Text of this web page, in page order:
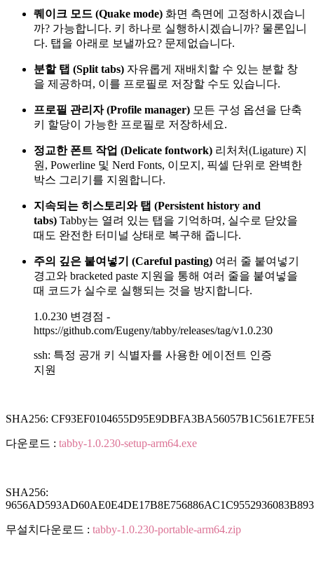
퀘이크 모드 (Quake mode) 화면 측면에 고정하시겠습니
까? 가능합니다. 키 하나로 실행하시겠습니까? 물론입니
다. 탭을 아래로 보낼까요? 문제없습니다.
분할 탭 (Split tabs) 자유롭게 재배치할 수 있는 분할 창
을 제공하며, 이를 프로필로 저장할 수도 있습니다.
프로필 관리자 (Profile manager) 모든 구성 옵션을 단축
키 할당이 가능한 프로필로 저장하세요.
정교한 폰트 작업 (Delicate fontwork) 리처처(Ligature) 지
원, Powerline 및 Nerd Fonts, 이모지, 픽셀 단위로 완벽한
박스 그리기를 지원합니다.
지속되는 히스토리와 탭 (Persistent history and
tabs) Tabby는 열려 있는 탭을 기억하며, 실수로 닫았을
때도 완전한 터미널 상태로 복구해 줍니다.
주의 깊은 붙여넣기 (Careful pasting) 여러 줄 붙여넣기
경고와 bracketed paste 지원을 통해 여러 줄을 붙여넣을
때 코드가 실수로 실행되는 것을 방지합니다.
1.0.230 변경점 -
https://github.com/Eugeny/tabby/releases/tag/v1.0.230
ssh: 특정 공개 키 식별자를 사용한 에이전트 인증
지원
SHA256:
다운로드 : tabby-1.0.230-setup-arm64.exe
SHA256:
무설치다운로드 : tabby-1.0.230-portable-arm64.zip